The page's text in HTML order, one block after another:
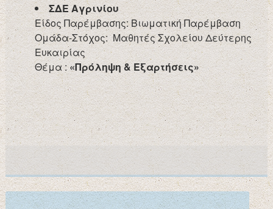
ΣΔΕ Αγρινίου
Είδος Παρέμβασης: Βιωματική Παρέμβαση
Ομάδα-Στόχος: Μαθητές Σχολείου Δεύτερης
Ευκαιρίας
Θέμα :«Πρόληψη & Εξαρτήσεις»
Search